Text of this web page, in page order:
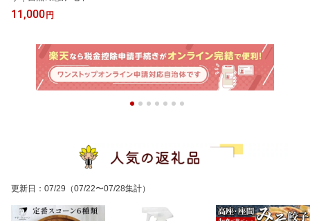
ミネラルウォーター アル
ミボトル みず
11,000円
更新日 ： 07/29 （07/22〜07/28集計）